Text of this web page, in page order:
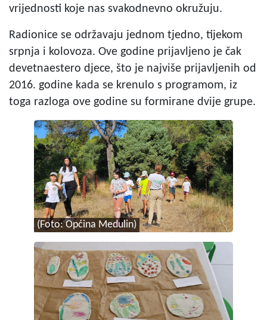
vrijednosti koje nas svakodnevno okružuju.
Radionice se održavaju jednom tjedno, tijekom
srpnja i kolovoza. Ove godine prijavljeno je čak
devetnaestero djece, što je najviše prijavljenih od
2016. godine kada se krenulo s programom, iz
toga razloga ove godine su formirane dvije grupe.
(Foto: Općina Medulin)